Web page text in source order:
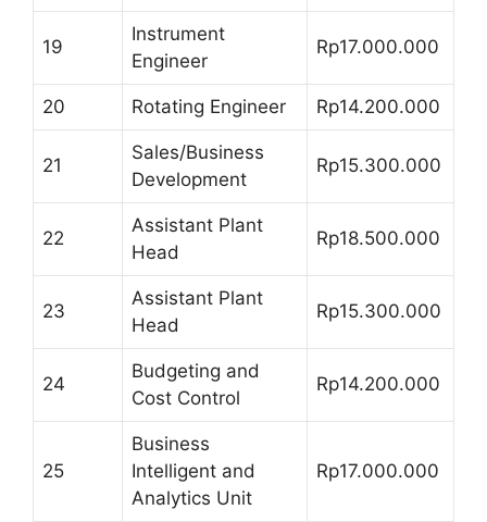
19
Instrument
Engineer
Rp17.000.000
20 Rotating Engineer Rp14.200.000
21
Sales/Business
Development
Rp15.300.000
22
Assistant Plant
Head
Rp18.500.000
23
Assistant Plant
Head
Rp15.300.000
24
Budgeting and
Cost Control
Rp14.200.000
25
Business
Intelligent and
Analytics Unit
Rp17.000.000